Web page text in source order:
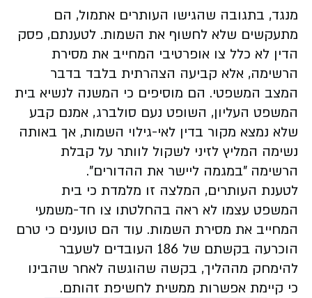
מנגד, בתגובה שהגישו העותרים אתמול, הם
מתעקשים שלא לחשוף את השמות. לטענתם, פסק
הדין לא כלל צו אופרטיבי המחייב את מסירת
הרשימה, אלא קביעה הצהרתית בלבד בדבר
המצב המשפטי. הם מוסיפים כי המשנה לנשיא בית
המשפט העליון, השופט נעם סולברג, אמנם קבע
שלא נמצא מקור בדין לאי-גילוי השמות, אך באותה
נשימה המליץ לזיני לשקול לוותר על קבלת
הרשימה "במגמה ליישר את ההדורים".
לטענת העותרים, המלצה זו מלמדת כי בית
המשפט עצמו לא ראה בהחלטתו צו חד-משמעי
המחייב את מסירת השמות. עוד הם טוענים כי טרם
הוכרעה בקשתם של 186 העובדים לשעבר
להימחק מההליך, בקשה שהוגשה לאחר שהבינו
כי קיימת אפשרות ממשית לחשיפת זהותם.